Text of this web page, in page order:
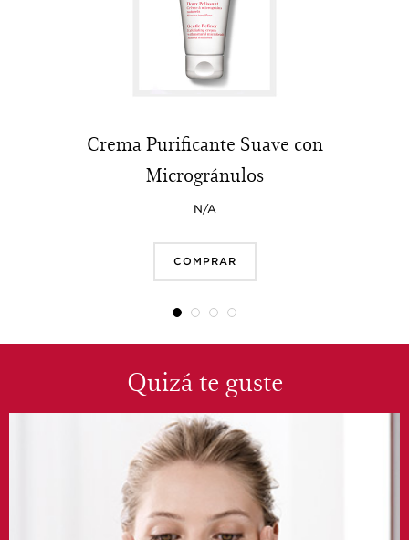
Crema Purificante Suave con
Microgránulos
N/A
COMPRAR
Quizá te guste